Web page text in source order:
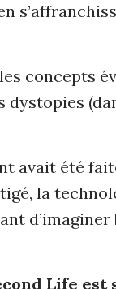
concepts
dystopies
avait été
la
d’imaginer
Life est